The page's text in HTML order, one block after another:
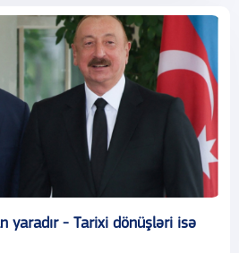
yaradır - Tarixi dönüşləri isə